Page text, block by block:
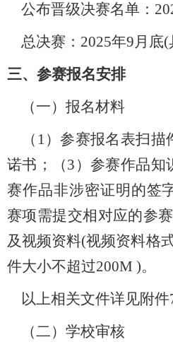
公布晋级决赛名单：
总决赛：2025年9月底
三、参赛报名安排
（一）报名材料
（1）参赛报名表扫
诺书；（3）参赛作品知
赛作品非涉密证明的签
赛项需提交相对应的参
及视频资料(视频资料格
件大小不超过200M )。
以上相关文件详见附件
（二）学校审核